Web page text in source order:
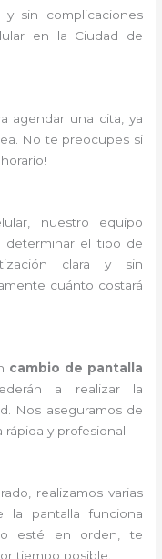
sin complicaciones
en la Ciudad de
agendar una cita, ya
No te preocupes si
nuestro equipo
determinar el tipo de
clara y sin
cuánto costará
cambio de pantalla
a realizar la
Nos aseguramos de
y profesional.
realizamos varias
la pantalla funciona
esté en orden, te
tiempo posible.